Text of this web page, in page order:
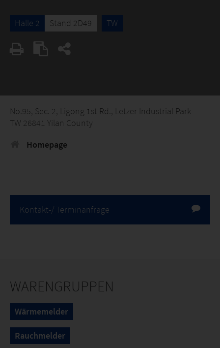
Halle 2 Stand 2D49 TW
No.95, Sec. 2, Ligong 1st Rd., Letzer Industrial Park
TW 26841 Yilan County
Homepage
Kontakt-/ Terminanfrage
WARENGRUPPEN
Wärmemelder
Rauchmelder